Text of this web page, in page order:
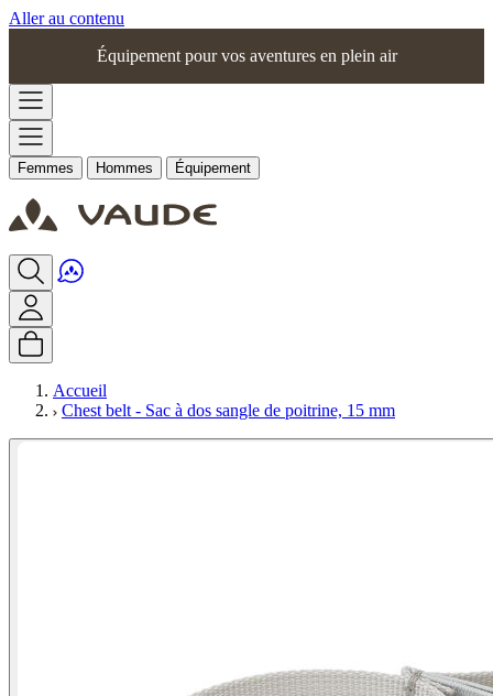
Aller au contenu
Équipement pour vos aventures en plein air
Femmes Hommes Équipement
Accueil
Chest belt - Sac à dos sangle de poitrine, 15 mm